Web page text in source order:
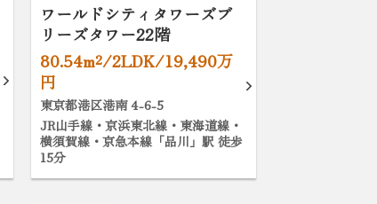
ワールドシティタワーズブ
リーズタワー22階
80.54m²/2LDK/19,490万
円
東京都港区港南 4-6-5
JR山手線・京浜東北線・東海道線・
横須賀線・京急本線「品川」駅 徒歩
15分